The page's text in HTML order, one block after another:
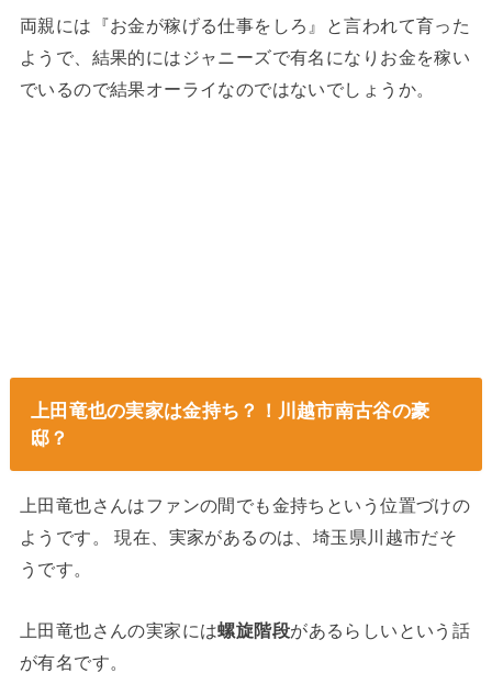
両親には『お金が稼げる仕事をしろ』と言われて育った
ようで、結果的にはジャニーズで有名になりお金を稼い
でいるので結果オーライなのではないでしょうか。
上田竜也の実家は金持ち？！川越市南古谷の豪
邸？
上田竜也さんはファンの間でも金持ちという位置づけの
ようです。 現在、実家があるのは、埼玉県川越市だそ
うです。
上田竜也さんの実家には螺旋階段があるらしいという話
が有名です。